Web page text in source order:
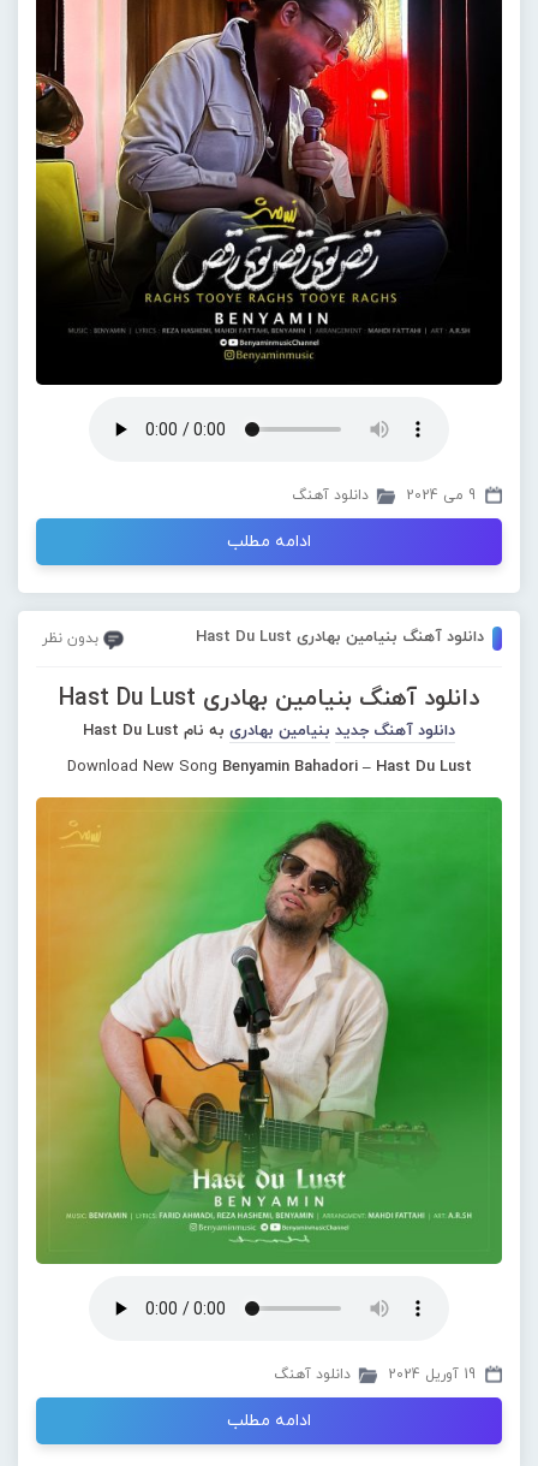
9 می 2024 دانلود آهنگ
ادامه مطلب
دانلود آهنگ بنیامین بهادری Hast Du Lust بدون نظر
دانلود آهنگ بنیامین بهادری Hast Du Lust
دانلود آهنگ جدید بنیامین بهادری به نام Hast Du Lust
Download New Song Benyamin Bahadori – Hast Du Lust
19 آوریل 2024 دانلود آهنگ
ادامه مطلب